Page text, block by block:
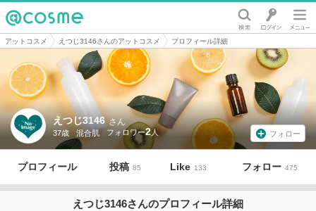
@cosme
アットコスメ えつじ3146さんのアットコスメ プロフィール詳細
えつじ3146 さん
37歳 混合肌 2 フォロー
プロフィール 投稿 85 Like 133 フォロー 475
えつじ3146さんのプロフィール詳細